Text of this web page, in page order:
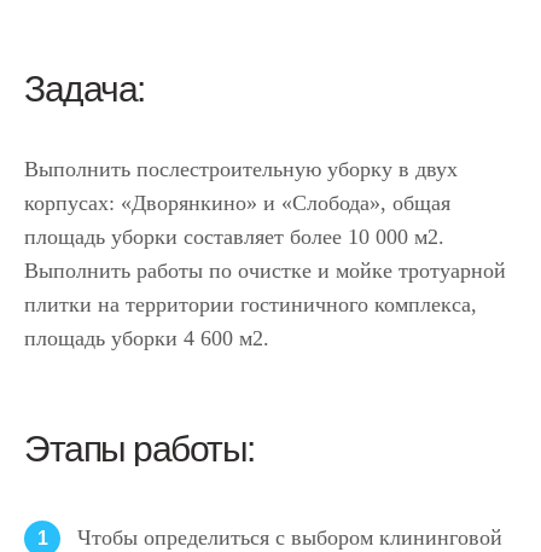
Задача:
Выполнить послестроительную уборку в двух
корпусах: «Дворянкино» и «Слобода», общая
площадь уборки составляет более 10 000 м2.
Выполнить работы по очистке и мойке тротуарной
плитки на территории гостиничного комплекса,
площадь уборки 4 600 м2.
Этапы работы:
1
Чтобы определиться с выбором клининговой